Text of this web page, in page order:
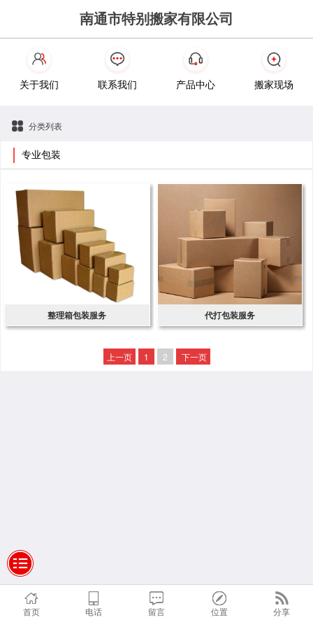
南通市特别搬家有限公司
关于我们 联系我们 产品中心 搬家现场
分类列表
专业包装
整理箱包装服务 代打包装服务
上一页 1 2 下一页
首页 电话 留言 位置 分享